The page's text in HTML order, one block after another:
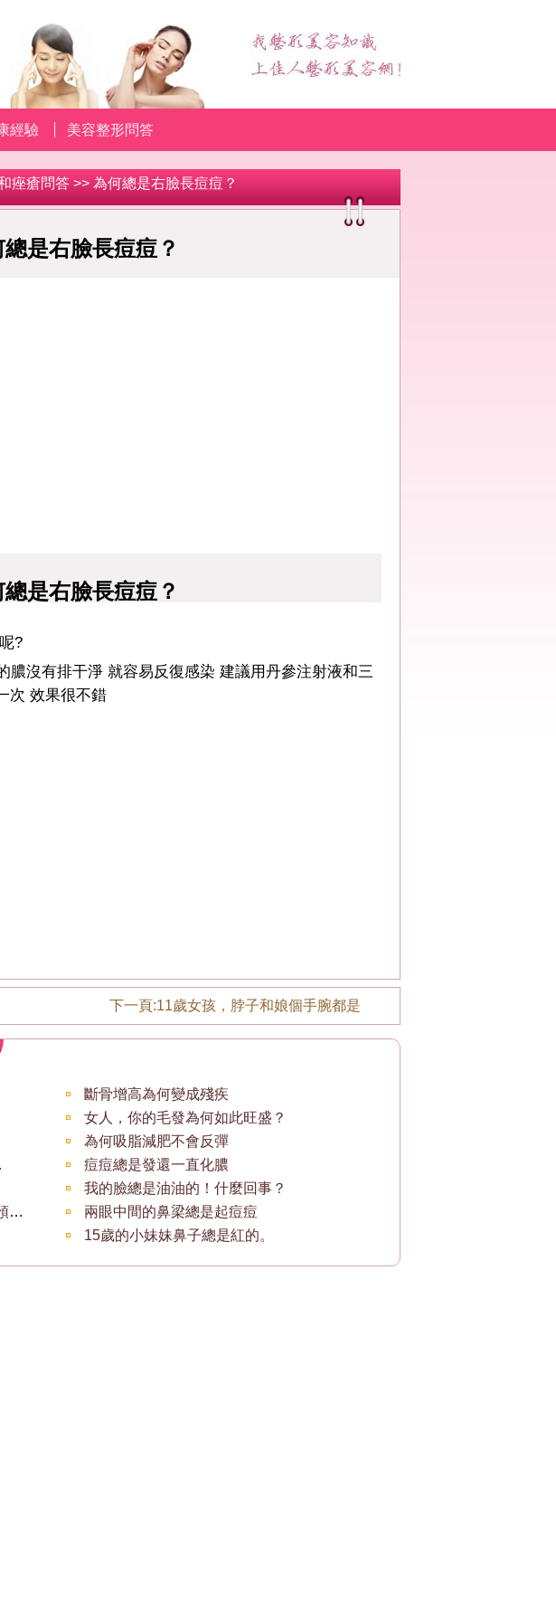
經驗 美容整形問答
痤瘡問答 >> 為何總是右臉長痘痘？
是右臉長痘痘？
是右臉長痘痘？
?
沒有排干淨 就容易反復感染 建議用丹參注射液和三
次 效果很不錯
下一頁:11歲女孩，脖子和娘個手腕都是
斷骨增高為何變成殘疾
女人，你的毛發為何如此旺盛？
為何吸脂減肥不會反彈
痘痘總是發還一直化膿
我的臉總是油油的！什麼回事？
我總是會出現黑斑，要怎麼去掉和預防呢？
兩眼中間的鼻梁總是起痘痘
15歲的小妹妹鼻子總是紅的。